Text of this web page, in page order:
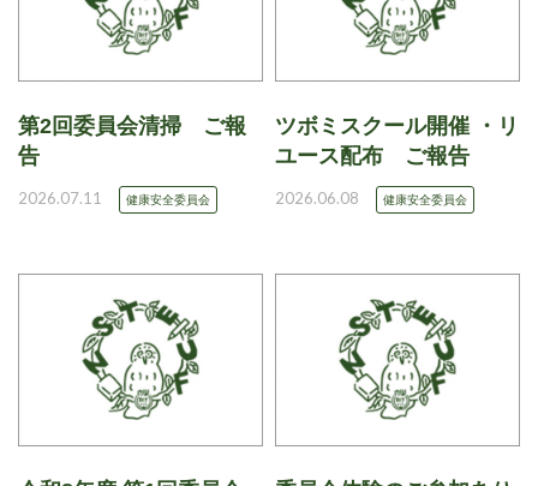
第2回委員会清掃 ご報
告
2026.07.11 健康安全委員会
ツボミスクール開催 ・リ
ユース配布 ご報告
2026.06.08 健康安全委員会